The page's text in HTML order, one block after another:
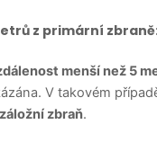
z primární
menší než 5
V takovém
záložní zbraň.